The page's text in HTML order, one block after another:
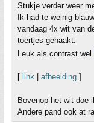
Stukje verder weer
Ik had te weinig
vandaag 4x wit van
toertjes gehaakt.
Leuk als contrast wel
[ link afbeelding ]
Bovenop het wit doe
Andere pand ook at